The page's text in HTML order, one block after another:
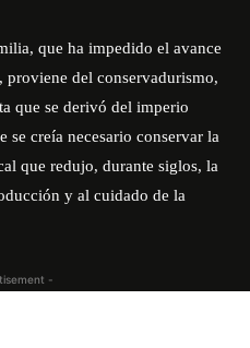
que ha impedido el avance
proviene del conservadurismo,
que se derivó del imperio
se creía necesario conservar la
que redujo, durante siglos, la
y al cuidado de la
-